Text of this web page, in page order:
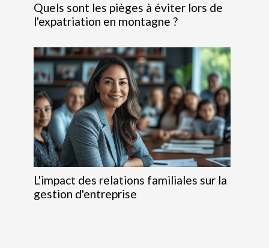
Quels sont les pièges à éviter lors de
l'expatriation en montagne ?
L'impact des relations familiales sur la
gestion d'entreprise